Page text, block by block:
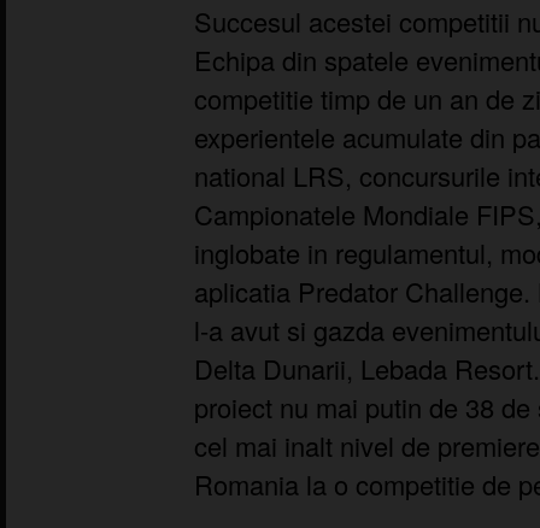
Succesul acestei competitii
Echipa din spatele
competitie timp de un an de
experientele acumulate din
national LRS, concursurile
Campionatele Mondiale
inglobate in regulamentul,
aplicatia Predator
l-a avut si gazda
Delta Dunarii, Lebada
proiect nu mai putin de 38
cel mai inalt nivel de
Romania la o competitie de